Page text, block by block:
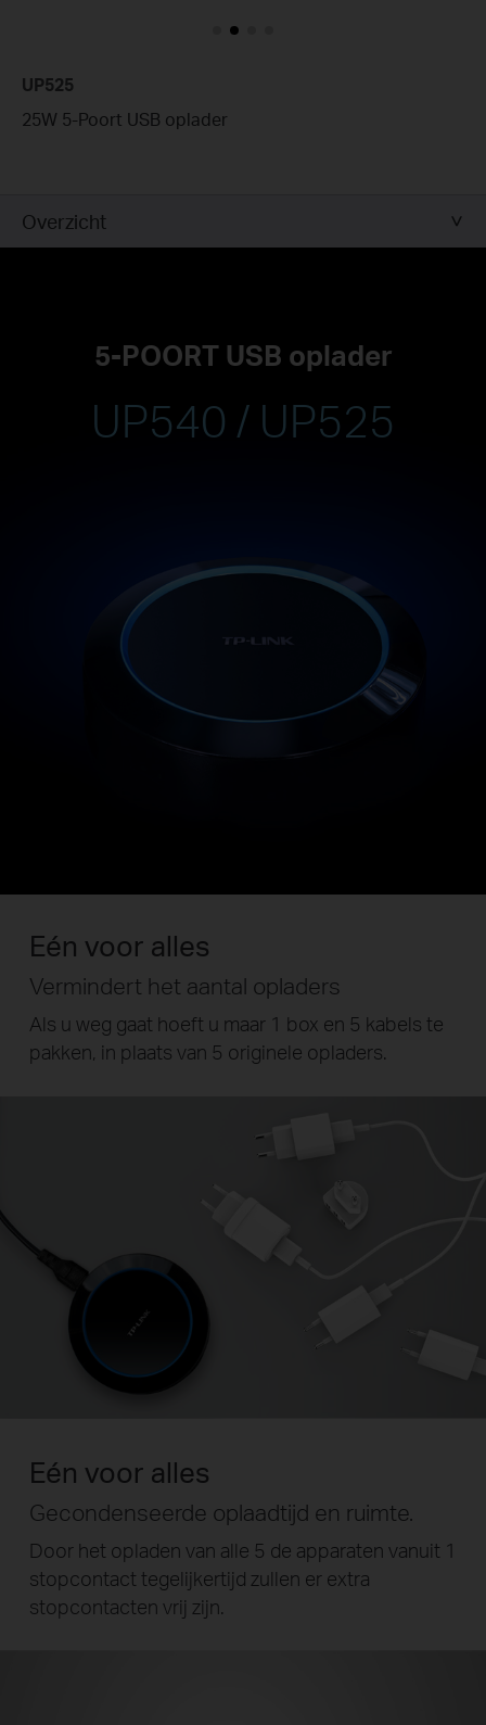
UP525
25W 5-Poort USB oplader
Overzicht
5-POORT USB oplader
UP540 / UP525
Eén voor alles
Vermindert het aantal opladers
Als u weg gaat hoeft u maar 1 box en 5 kabels te
pakken, in plaats van 5 originele opladers.
Eén voor alles
Gecondenseerde oplaadtijd en ruimte.
Door het opladen van alle 5 de apparaten vanuit 1
stopcontact tegelijkertijd zullen er extra
stopcontacten vrij zijn.